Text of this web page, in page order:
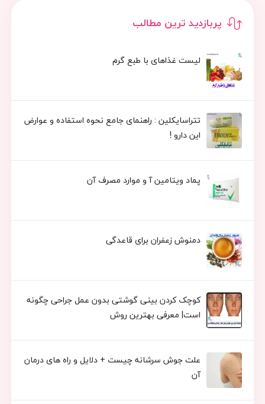
پربازدید ترین مطالب
لیست غذاهای با طبع گرم
تتراسایکلین : راهنمای جامع نحوه استفاده و عوارض
این دارو !
پماد ویتامین آ و موارد مصرف آن
دمنوش زعفران برای قاعدگی
کوچک کردن بینی گوشتی بدون عمل جراحی چگونه
است| معرفی بهترین روش
علت جوش سرشانه چیست + دلایل و راه های درمان
آن